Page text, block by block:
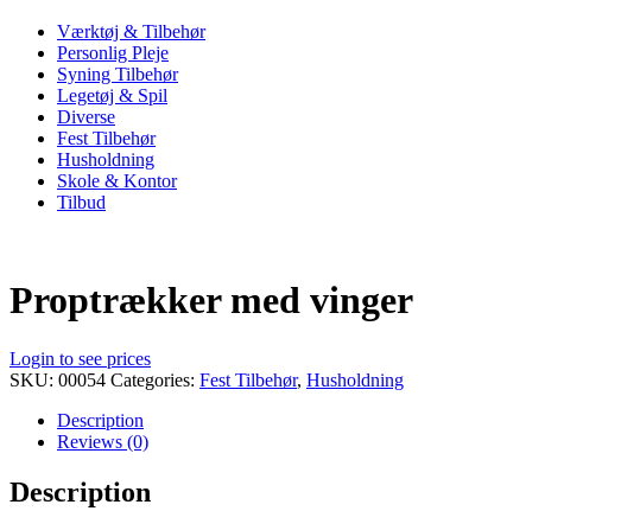
Værktøj & Tilbehør
Personlig Pleje
Syning Tilbehør
Legetøj & Spil
Diverse
Fest Tilbehør
Husholdning
Skole & Kontor
Tilbud
Proptrækker med vinger
Login to see prices
SKU: 00054 Categories: Fest Tilbehør, Husholdning
Description
Reviews (0)
Description